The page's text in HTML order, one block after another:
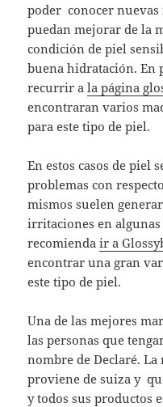
poder conocer nuevas
puedan mejorar de la
condición de piel
buena hidratación. En
recurrir ala página
encontraran varios
para este tipo de piel.
En estos casos de piel
problemas con
mismos suelen
irritaciones en algunas
recomiendair a
encontrar una gran
este tipo de piel.
Una de las mejores
las personas que
nombre de Declaré.
proviene de suiza y
y todos sus productos